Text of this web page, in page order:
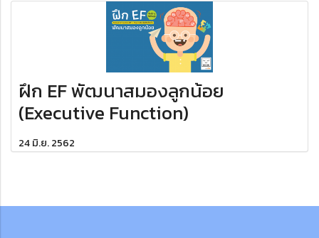
ฝึก EF พัฒนาสมองลูกน้อย
(Executive Function)
24 มิ.ย. 2562